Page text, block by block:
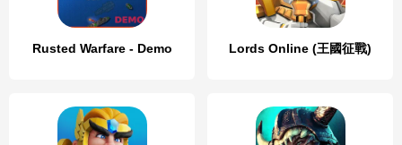
Rusted Warfare - Demo Lords Online (王國征戰)